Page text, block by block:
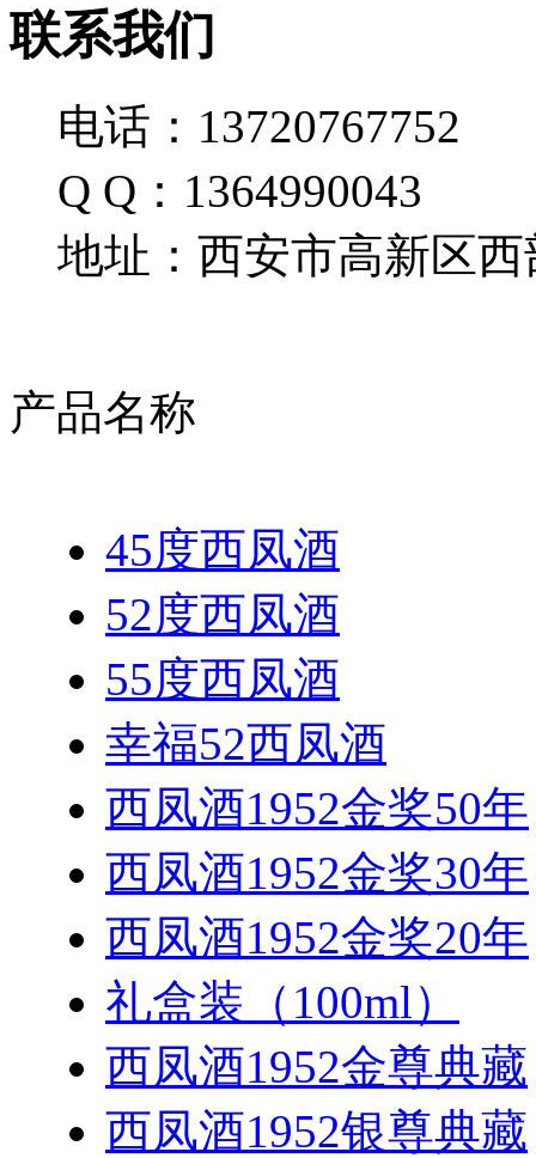
联系我们
电话：13720767752
Q Q：1364990043
地址：西安市高新区西
产品名称
45度西凤酒
52度西凤酒
55度西凤酒
幸福52西凤酒
西凤酒1952金奖50年
西凤酒1952金奖30年
西凤酒1952金奖20年
礼盒装（100ml）
西凤酒1952金尊典藏
西凤酒1952银尊典藏